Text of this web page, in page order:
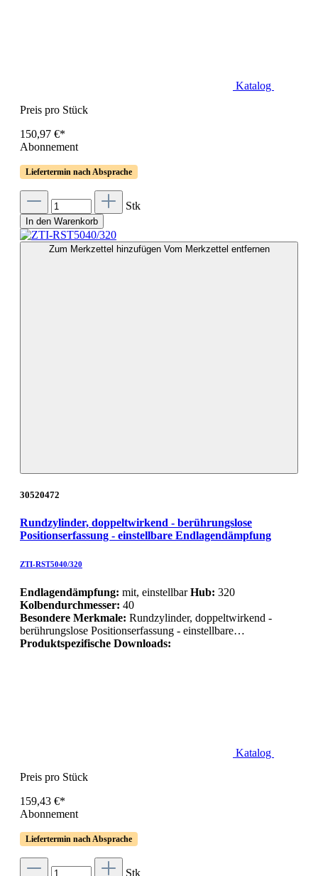
Katalog
Preis pro Stück
150,97 €*
Abonnement
Liefertermin nach Absprache
Stk
In den Warenkorb
Zum Merkzettel hinzufügen Vom Merkzettel entfernen
30520472
Rundzylinder, doppeltwirkend - berührungslose
Positionserfassung - einstellbare Endlagendämpfung
ZTI-RST5040/320
Endlagendämpfung: mit, einstellbarHub: 320
Kolbendurchmesser: 40
Besondere Merkmale: Rundzylinder, doppeltwirkend -
berührungslose Positionserfassung - einstellbare…
Produktspezifische Downloads:
Katalog
Preis pro Stück
159,43 €*
Abonnement
Liefertermin nach Absprache
Stk